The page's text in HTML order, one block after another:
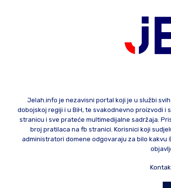
Jelah.info je nezavisni portal koji je u službi
dobojskoj regiji i u BiH, te svakodnevno proizvodi
stranicu i sve prateće multimedijalne sadržaja.
broj pratilaca na fb stranici. Korisnici koji
administratori domene odgovaraju za bilo